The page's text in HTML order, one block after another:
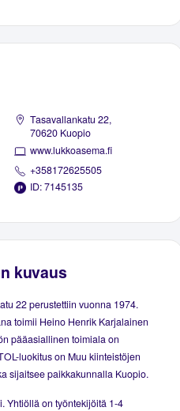
Tasavallankatu 22,
70620 Kuopio
www.lukkoasema.fi
+358172625505
ID: 7145135
kuvaus
22 perustettiin vuonna 1974.
toimii Heino Henrik Karjalainen
pääasiallinen toimiala on
luokitus on Muu kiinteistöjen
sijaitsee paikkakunnalla Kuopio.
Yhtiöllä on työntekijöitä 1-4